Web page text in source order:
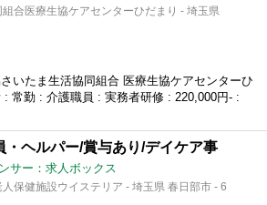
合医療生協ケアセンターひだまり - 埼玉県
いたま生活協同組合 医療生協ケアセンターひ
常勤 : 介護職員 : 実務者研修 : 220,000円- :
・ヘルパー/賞与あり/デイケア事
サー：求人ボックス
保健施設ウイステリア - 埼玉県 春日部市 - 6